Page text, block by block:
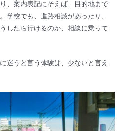
、案内表記にそえば、目的地まで
学校でも、進路相談があったり、
したら行けるのか、相談に乗って
迷うと言う体験は、少ないと言え